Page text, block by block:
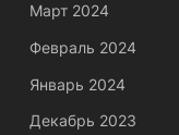
Март 2024
Февраль 2024
Январь 2024
Декабрь 2023